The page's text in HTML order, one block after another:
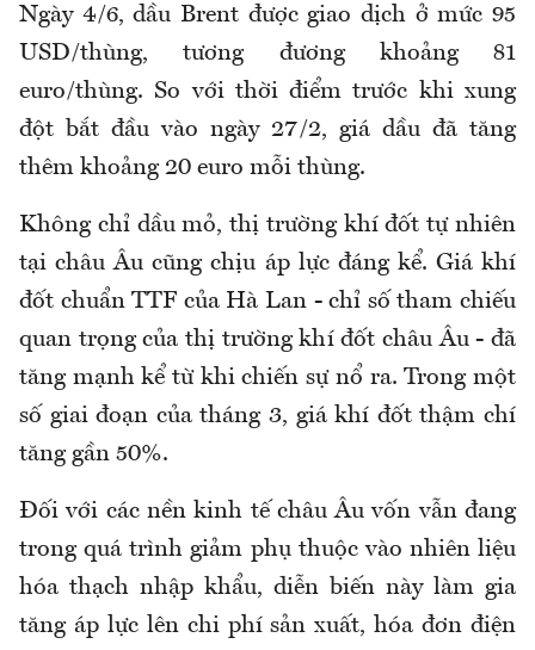
Ngày 4/6, dầu Brent được giao dịch ở mức 95
USD/thùng, tương đương khoảng 81
euro/thùng. So với thời điểm trước khi xung
đột bắt đầu vào ngày 27/2, giá dầu đã tăng
thêm khoảng 20 euro mỗi thùng.
Không chỉ dầu mỏ, thị trường khí đốt tự nhiên
tại châu Âu cũng chịu áp lực đáng kể. Giá khí
đốt chuẩn TTF của Hà Lan - chỉ số tham chiếu
quan trọng của thị trường khí đốt châu Âu - đã
tăng mạnh kể từ khi chiến sự nổ ra. Trong một
số giai đoạn của tháng 3, giá khí đốt thậm chí
tăng gần 50%.
Đối với các nền kinh tế châu Âu vốn vẫn đang
trong quá trình giảm phụ thuộc vào nhiên liệu
hóa thạch nhập khẩu, diễn biến này làm gia
tăng áp lực lên chi phí sản xuất, hóa đơn điện